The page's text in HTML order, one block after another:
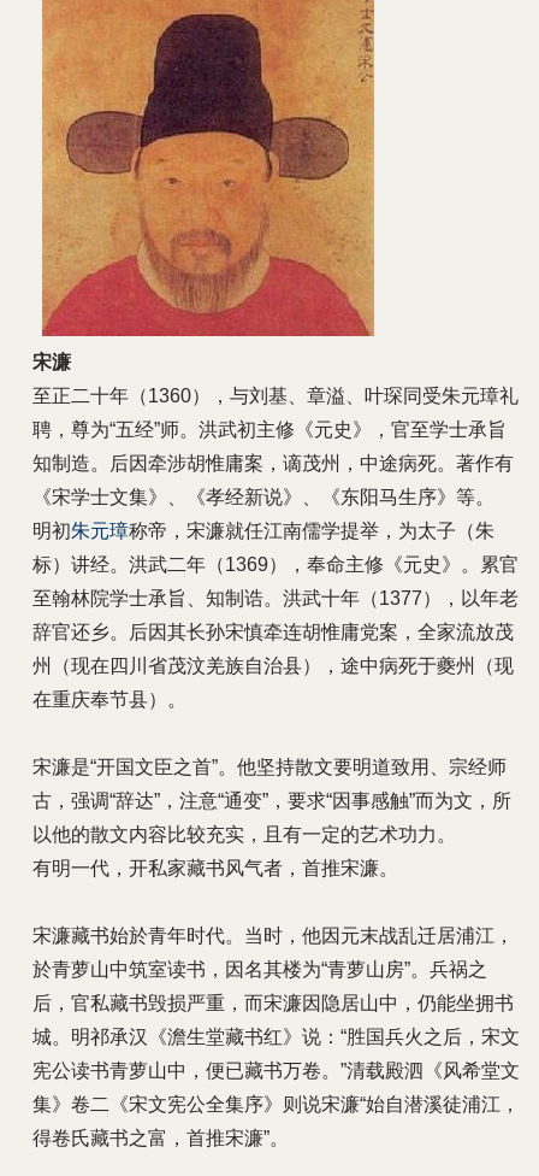
宋濂
至正二十年（1360），与刘基、章溢、叶琛同受朱元璋礼
聘，尊为“五经”师。洪武初主修《元史》，官至学士承旨
知制造。后因牵涉胡惟庸案，谪茂州，中途病死。著作有
《宋学士文集》、《孝经新说》、《东阳马生序》等。
明初朱元璋称帝，宋濂就任江南儒学提举，为太子（朱
标）讲经。洪武二年（1369），奉命主修《元史》。累官
至翰林院学士承旨、知制诰。洪武十年（1377），以年老
辞官还乡。后因其长孙宋慎牵连胡惟庸党案，全家流放茂
州（现在四川省茂汶羌族自治县），途中病死于夔州（现
在重庆奉节县）。
宋濂是“开国文臣之首”。他坚持散文要明道致用、宗经师
古，强调“辞达”，注意“通变”，要求“因事感触”而为文，所
以他的散文内容比较充实，且有一定的艺术功力。
有明一代，开私家藏书风气者，首推宋濂。
宋濂藏书始於青年时代。当时，他因元末战乱迁居浦江，
於青萝山中筑室读书，因名其楼为“青萝山房”。兵祸之
后，官私藏书毁损严重，而宋濂因隐居山中，仍能坐拥书
城。明祁承汉《澹生堂藏书红》说：“胜国兵火之后，宋文
宪公读书青萝山中，便已藏书万卷。”清载殿泗《风希堂文
集》卷二《宋文宪公全集序》则说宋濂“始自潜溪徒浦江，
得卷氏藏书之富，首推宋濂”。